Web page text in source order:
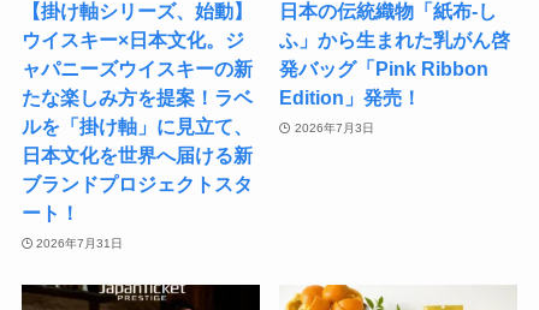
【掛け軸シリーズ、始動】
ウイスキー×日本文化。ジ
ャパニーズウイスキーの新
たな楽しみ方を提案！ラベ
ルを「掛け軸」に見立て、
日本文化を世界へ届ける新
ブランドプロジェクトスタ
ート！
2026年7月31日
日本の伝統織物「紙布-し
ふ」から生まれた乳がん啓
発バッグ「Pink Ribbon
Edition」発売！
2026年7月3日